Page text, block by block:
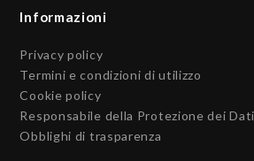
Informazioni
Privacy policy
Termini e condizioni di utilizzo
Cookie policy
Responsabile della Protezione dei Dati
Obblighi di trasparenza